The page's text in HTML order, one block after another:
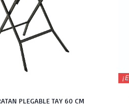
PLEGABLE TAY 60 CM